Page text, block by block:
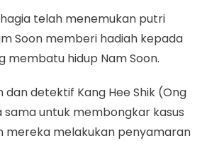
telah menemukan putri
Soon memberi hadiah kepada
membatu hidup Nam Soon.
dan detektif Kang Hee Shik (Ong
sama untuk membongkar kasus
mereka melakukan penyamaran